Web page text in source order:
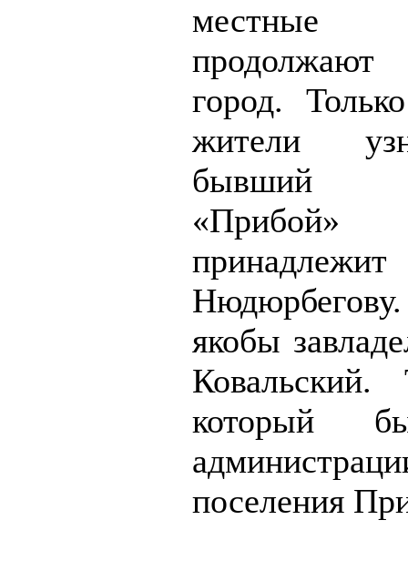
продолжают
город.
жители
бывший
якобы
который
поселения